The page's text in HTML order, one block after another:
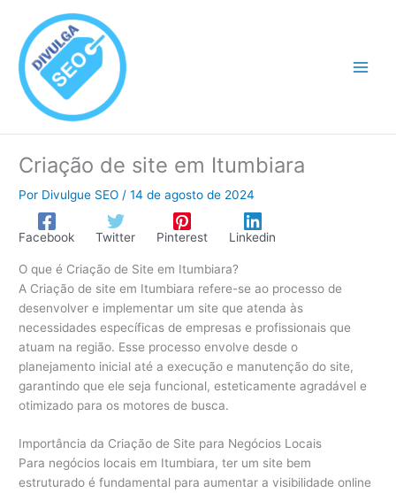
conteúdo
Criação de site em Itumbiara
Por Divulgue SEO /14 de agosto de 2024
Facebook Twitter Pinterest Linkedin
O que é Criação de Site em Itumbiara?
A Criação de site em Itumbiara refere-se ao processo de
desenvolver e implementar um site que atenda às
necessidades específicas de empresas e profissionais que
atuam na região. Esse processo envolve desde o
planejamento inicial até a execução e manutenção do site,
garantindo que ele seja funcional, esteticamente agradável e
otimizado para os motores de busca.
Importância da Criação de Site para Negócios Locais
Para negócios locais em Itumbiara, ter um site bem
estruturado é fundamental para aumentar a visibilidade online